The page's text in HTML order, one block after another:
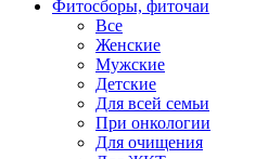
Фитосборы, фиточаи
Все
Женские
Мужские
Детские
Для всей семьи
При онкологии
Для очищения